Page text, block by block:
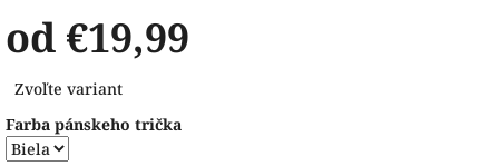
od €19,99
cena:
Zvoľte variant
Farba pánskeho trička